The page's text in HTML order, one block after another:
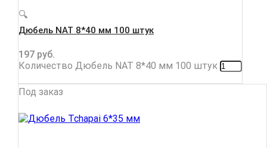
🔍
Дюбель NAT 8*40 мм 100 штук
197 руб.
Количество Дюбель NAT 8*40 мм 100 штук
Под заказ